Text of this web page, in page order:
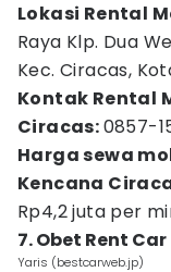
Lokasi Rental
Raya Klp. Dua
Kec. Ciracas,
Kontak Rental
Ciracas:0857-
Harga sewa
Kencana
Rp4,2 juta per
7. Obet Rent Car
Yaris (bestcarweb.jp)